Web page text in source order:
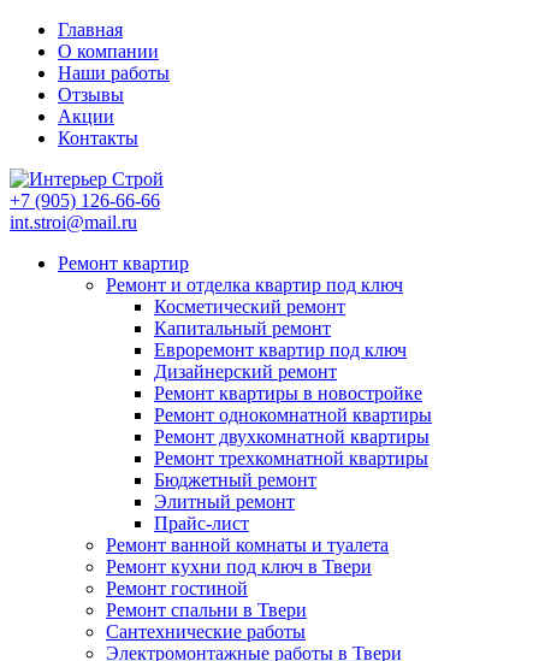
Главная
О компании
Наши работы
Отзывы
Акции
Контакты
+7 (905) 126-66-66
int.stroi@mail.ru
Ремонт квартир
Ремонт и отделка квартир под ключ
Косметический ремонт
Капитальный ремонт
Евроремонт квартир под ключ
Дизайнерский ремонт
Ремонт квартиры в новостройке
Ремонт однокомнатной квартиры
Ремонт двухкомнатной квартиры
Ремонт трехкомнатной квартиры
Бюджетный ремонт
Элитный ремонт
Прайс-лист
Ремонт ванной комнаты и туалета
Ремонт кухни под ключ в Твери
Ремонт гостиной
Ремонт спальни в Твери
Сантехнические работы
Электромонтажные работы в Твери